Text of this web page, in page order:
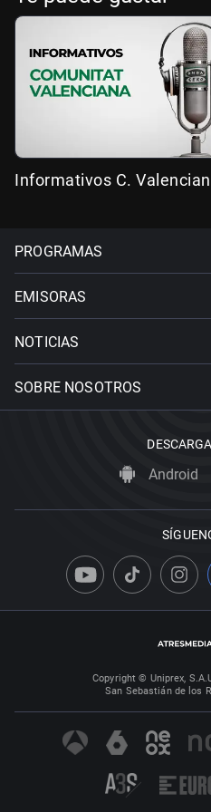
Informativos C.
PROGRAMAS
EMISORAS
NOTICIAS
SOBRE NOSOTROS
Android
Copyright © Uniprex,
San Sebastián de los